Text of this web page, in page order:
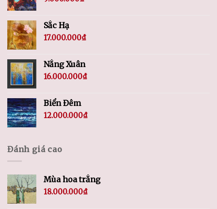
Sắc Hạ
17.000.000₫
Nắng Xuân
16.000.000₫
Biển Đêm
12.000.000₫
Đánh giá cao
Mùa hoa trắng
18.000.000₫